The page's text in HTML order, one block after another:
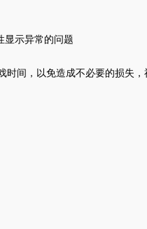
显示异常的问题
时间，以免造成不必要的损失